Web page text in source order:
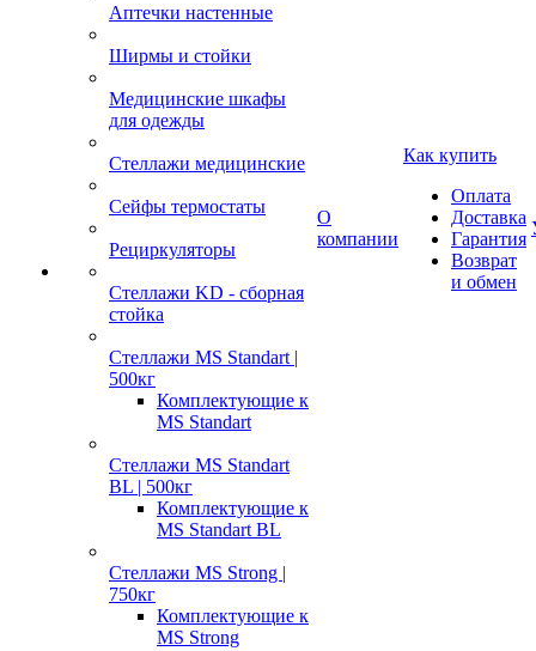
Аптечки настенные
Ширмы и стойки
Медицинские шкафы
для одежды
Стеллажи медицинские
Сейфы термостаты
Рециркуляторы
Стеллажи KD - сборная
стойка
Стеллажи MS Standart |
500кг
Комплектующие к
MS Standart
Стеллажи MS Standart
BL | 500кг
Комплектующие к
MS Standart BL
Стеллажи MS Strong |
750кг
Комплектующие к
MS Strong
О
компании
Как купить
Оплата
Доставка
Гарантия
Возврат
и обмен